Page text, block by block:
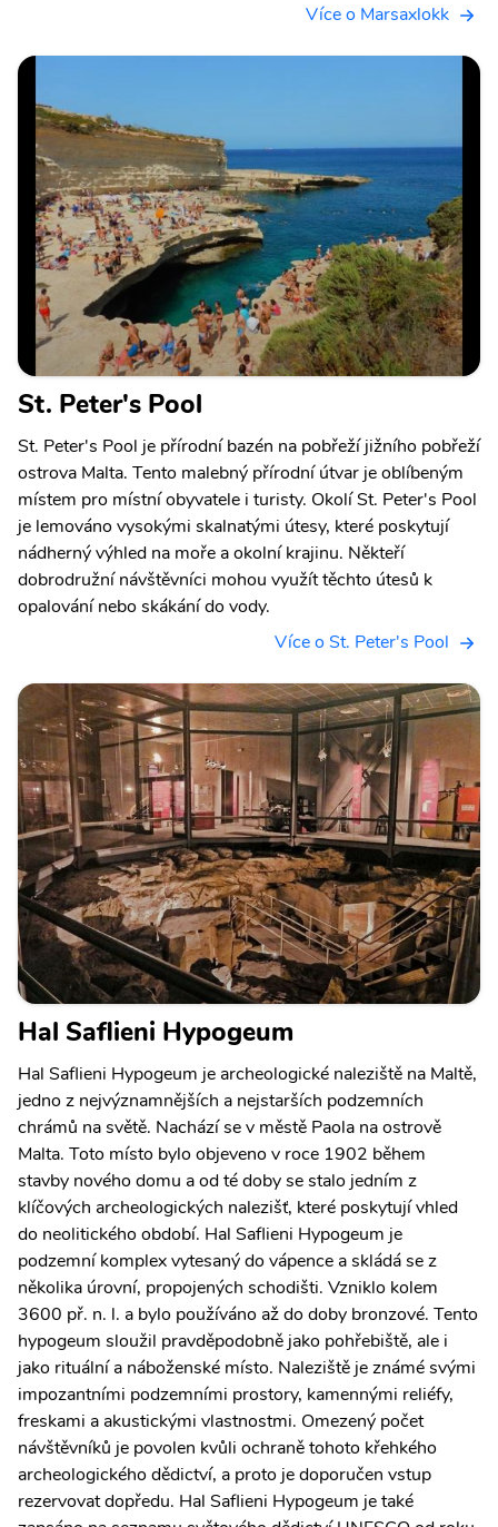
Více o Marsaxlokk
St. Peter's Pool
St. Peter's Pool je přírodní bazén na pobřeží jižního pobřeží
ostrova Malta. Tento malebný přírodní útvar je oblíbeným
místem pro místní obyvatele i turisty. Okolí St. Peter's Pool
je lemováno vysokými skalnatými útesy, které poskytují
nádherný výhled na moře a okolní krajinu. Někteří
dobrodružní návštěvníci mohou využít těchto útesů k
opalování nebo skákání do vody.
Více o St. Peter's Pool
Hal Saflieni Hypogeum
Hal Saflieni Hypogeum je archeologické naleziště na Maltě,
jedno z nejvýznamnějších a nejstarších podzemních
chrámů na světě. Nachází se v městě Paola na ostrově
Malta. Toto místo bylo objeveno v roce 1902 během
stavby nového domu a od té doby se stalo jedním z
klíčových archeologických nalezišť, které poskytují vhled
do neolitického období. Hal Saflieni Hypogeum je
podzemní komplex vytesaný do vápence a skládá se z
několika úrovní, propojených schodišti. Vzniklo kolem
3600 př. n. l. a bylo používáno až do doby bronzové. Tento
hypogeum sloužil pravděpodobně jako pohřebiště, ale i
jako rituální a náboženské místo. Naleziště je známé svými
impozantními podzemními prostory, kamennými reliéfy,
freskami a akustickými vlastnostmi. Omezený počet
návštěvníků je povolen kvůli ochraně tohoto křehkého
archeologického dědictví, a proto je doporučen vstup
rezervovat dopředu. Hal Saflieni Hypogeum je také